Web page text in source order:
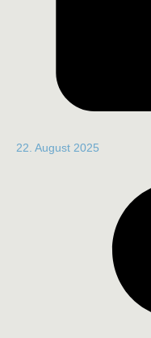
22. August 2025